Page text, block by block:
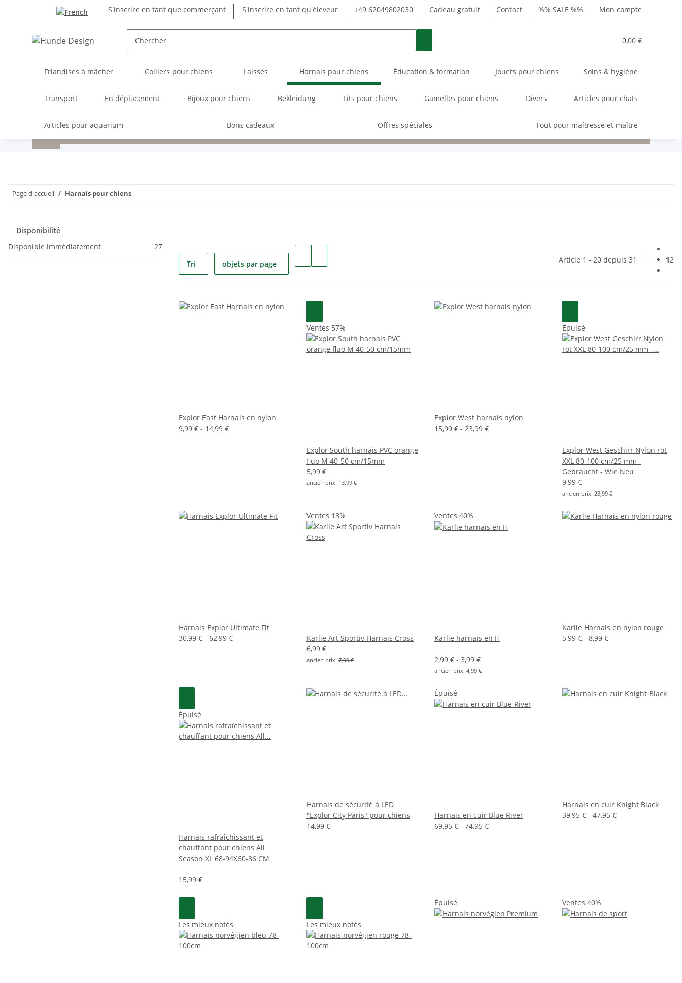
S'inscrire en tant que commerçant S'inscrire en tant qu'éleveur +49 62049802030 Cadeau gratuit Contact %% SALE %% Mon compte
0,00 €
Friandises à mâcher Colliers pour chiens Laisses Harnais pour chiens Éducation & formation Jouets pour chiens Soins & hygiène
Transport En déplacement Bijoux pour chiens Bekleidung Lits pour chiens Gamelles pour chiens Divers Articles pour chats
Articles pour aquarium Bons cadeaux Offres spéciales Tout pour maîtresse et maître
Page d'accueil Harnais pour chiens
Tri objets par page Article 1 - 20 depuis 31 12
Explor East Harnais en nylon
9,99 € - 14,99 €
Ventes 57%
Explor South harnais PVC orange
fluo M 40-50 cm/15mm
5,99 €
ancien prix: 13,99 €
Explor West harnais nylon
15,99 € - 23,99 €
Épuisé
Explor West Geschirr Nylon rot
XXL 80-100 cm/25 mm -
Gebraucht - Wie Neu
9,99 €
ancien prix: 23,99 €
Harnais Explor Ultimate Fit
30,99 € - 62,99 €
Ventes 13%
Karlie Art Sportiv Harnais Cross
6,99 €
ancien prix: 7,99 €
Ventes 40%
Karlie harnais en H
2,99 € - 3,99 €
ancien prix: 4,99 €
Karlie Harnais en nylon rouge
5,99 € - 8,99 €
Épuisé
Harnais rafraîchissant et
chauffant pour chiens All
Season XL 68-94X60-86 CM
15,99 €
Harnais de sécurité à LED
"Explor City Paris" pour chiens
14,99 €
Épuisé
Harnais en cuir Blue River
69,95 € - 74,95 €
Harnais en cuir Knight Black
39,95 € - 47,95 €
Les mieux notés Les mieux notés
Épuisé Ventes 40%
Disponibilité
Disponible immédiatement
27